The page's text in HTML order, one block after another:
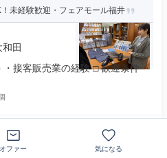
未経験歓迎・フェアモール福井
田
接客販売業の経験 □ 歓迎条件 ・
気になる
オファー 気になる